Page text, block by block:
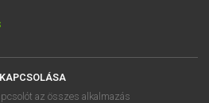
az összes alkalmazás